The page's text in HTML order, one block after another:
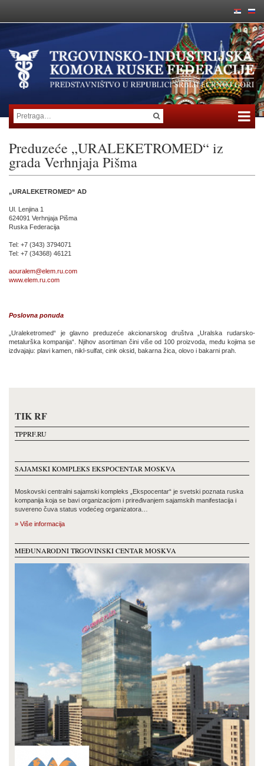
Preduzeće „URALEKETROMED“ iz
grada Verhnjaja Pišma
„URALEKETROMED“ AD
Ul. Lenjina 1
624091 Verhnjaja Pišma
Ruska Federacija
Tel: +7 (343) 3794071
Tel: +7 (34368) 46121
aouralem@elem.ru.com
www.elem.ru.com
Poslovna ponuda
„Uraleketromed“ je glavno preduzeće akcionarskog društva „Uralska rudarsko-
metalurška kompanija“. Njihov asortiman čini više od 100 proizvoda, među kojima se
izdvajaju: plavi kamen, nikl-sulfat, cink oksid, bakarna žica, olovo i bakarni prah.
TIK RF
TPPRF.RU
SAJAMSKI KOMPLEKS EKSPOCENTAR MOSKVA
Moskovski centralni sajamski kompleks „Ekspocentar“ je svetski poznata ruska
kompanija koja se bavi organizacijom i priređivanjem sajamskih manifestacija i
suvereno čuva status vodećeg organizatora…
» Više informacija
MEĐUNARODNI TRGOVINSKI CENTAR MOSKVA